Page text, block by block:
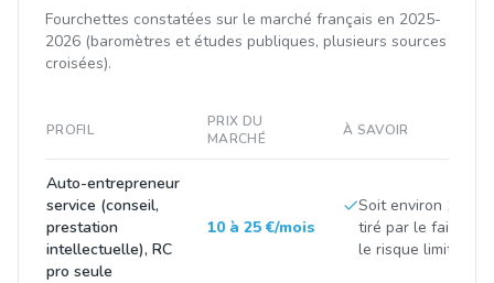
Fourchettes constatées sur le marché français en 2025-
2026 (baromètres et études publiques, plusieurs sources
croisées).
PROFIL
PRIX DU
MARCHÉ
À SAVOIR
Auto-entrepreneur
service (conseil,
prestation
intellectuelle), RC
pro seule
10 à 25 €/mois
Soit environ 100 à
tiré par le faible
le risque limité de